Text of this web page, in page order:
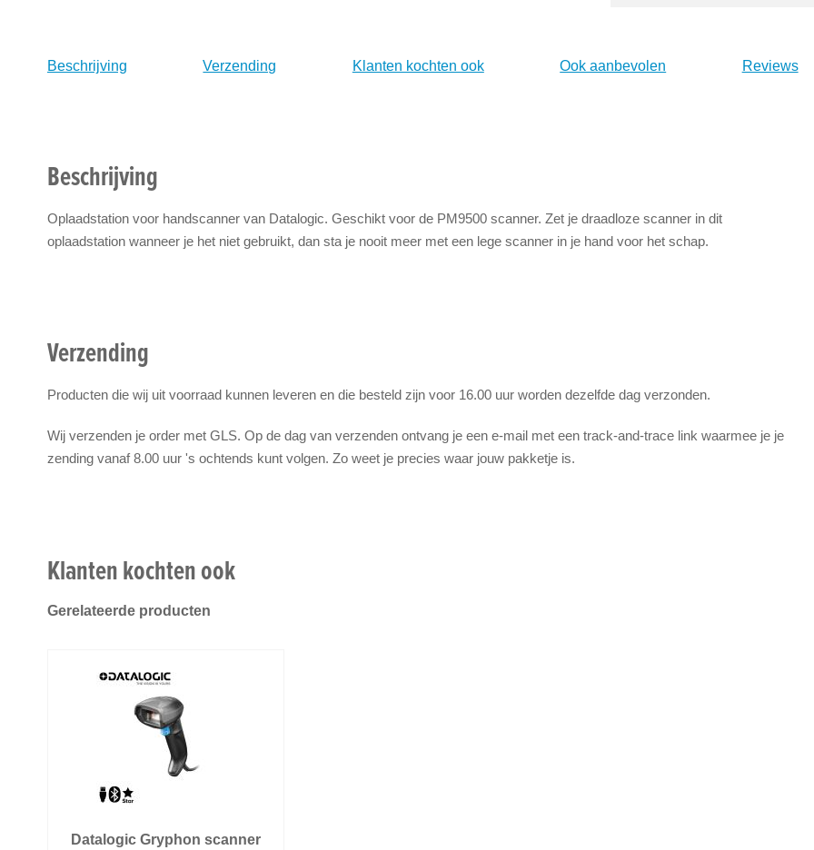
begin
Beschrijving Verzending Klanten kochten ook Ook aanbevolen Reviews
Beschrijving
Oplaadstation voor handscanner van Datalogic. Geschikt voor de PM9500 scanner. Zet je draadloze scanner in dit
oplaadstation wanneer je het niet gebruikt, dan sta je nooit meer met een lege scanner in je hand voor het schap.
Verzending
Producten die wij uit voorraad kunnen leveren en die besteld zijn voor 16.00 uur worden dezelfde dag verzonden.
Wij verzenden je order met GLS. Op de dag van verzenden ontvang je een e-mail met een track-and-trace link waarmee je je
zending vanaf 8.00 uur 's ochtends kunt volgen. Zo weet je precies waar jouw pakketje is.
Klanten kochten ook
Gerelateerde producten
Datalogic Gryphon scanner